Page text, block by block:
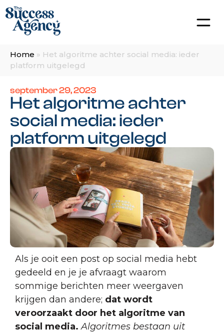
Home » Het algoritme achter social media: ieder
platform uitgelegd
september 29, 2023
Het algoritme achter
social media: ieder
platform uitgelegd
Als je ooit een post op social media hebt
gedeeld en je je afvraagt waarom
sommige berichten meer weergaven
krijgen dan andere; dat wordt
veroorzaakt door het algoritme van
social media.Algoritmes bestaan uit